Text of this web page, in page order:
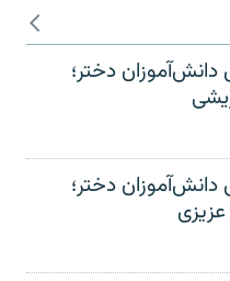
دختر؛
دختر؛